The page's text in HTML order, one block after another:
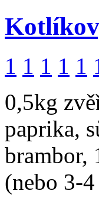
1 1 1 1 1
0,5kg
paprika,
brambor,
(nebo 3-